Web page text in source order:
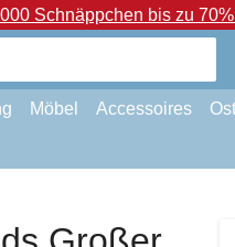
Schnäppchen bis zu
Möbel Accessoires